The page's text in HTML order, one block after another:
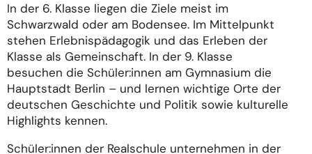
In der 6. Klasse liegen die Ziele meist im
Schwarzwald oder am Bodensee. Im Mittelpunkt
stehen Erlebnispädagogik und das Erleben der
Klasse als Gemeinschaft. In der 9. Klasse
besuchen die Schüler:innen am Gymnasium die
Hauptstadt Berlin – und lernen wichtige Orte der
deutschen Geschichte und Politik sowie kulturelle
Highlights kennen.
Schüler:innen der Realschule unternehmen in der